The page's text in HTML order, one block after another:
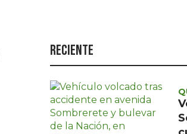
Política
Turismo
Asuntos Sociales
Reciente